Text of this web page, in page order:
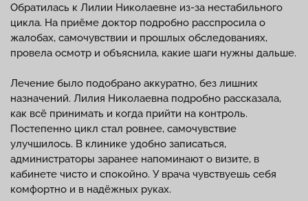
Обратилась к Лилии Николаевне из-за нестабильного
цикла. На приёме доктор подробно расспросила о
жалобах, самочувствии и прошлых обследованиях,
провела осмотр и объяснила, какие шаги нужны дальше.
Лечение было подобрано аккуратно, без лишних
назначений. Лилия Николаевна подробно рассказала,
как всё принимать и когда прийти на контроль.
Постепенно цикл стал ровнее, самочувствие
улучшилось. В клинике удобно записаться,
администраторы заранее напоминают о визите, в
кабинете чисто и спокойно. У врача чувствуешь себя
комфортно и в надёжных руках.